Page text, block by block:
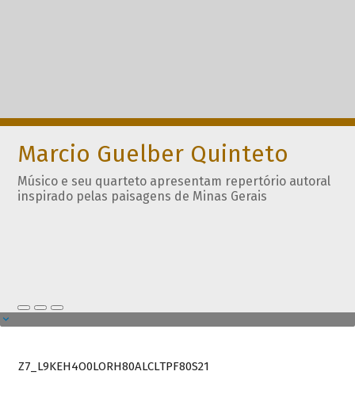
Marcio Guelber Quinteto
Músico e seu quarteto apresentam repertório autoral
inspirado pelas paisagens de Minas Gerais
Z7_L9KEH4O0LORH80ALCLTPF80S21